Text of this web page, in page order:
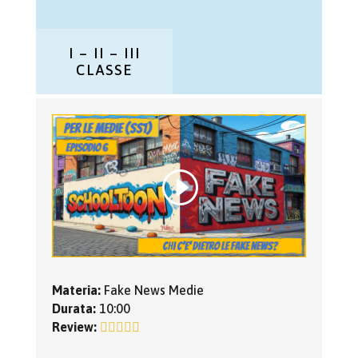
I – II – III
CLASSE
Materia:Fake News Medie
Durata:10:00
Review: